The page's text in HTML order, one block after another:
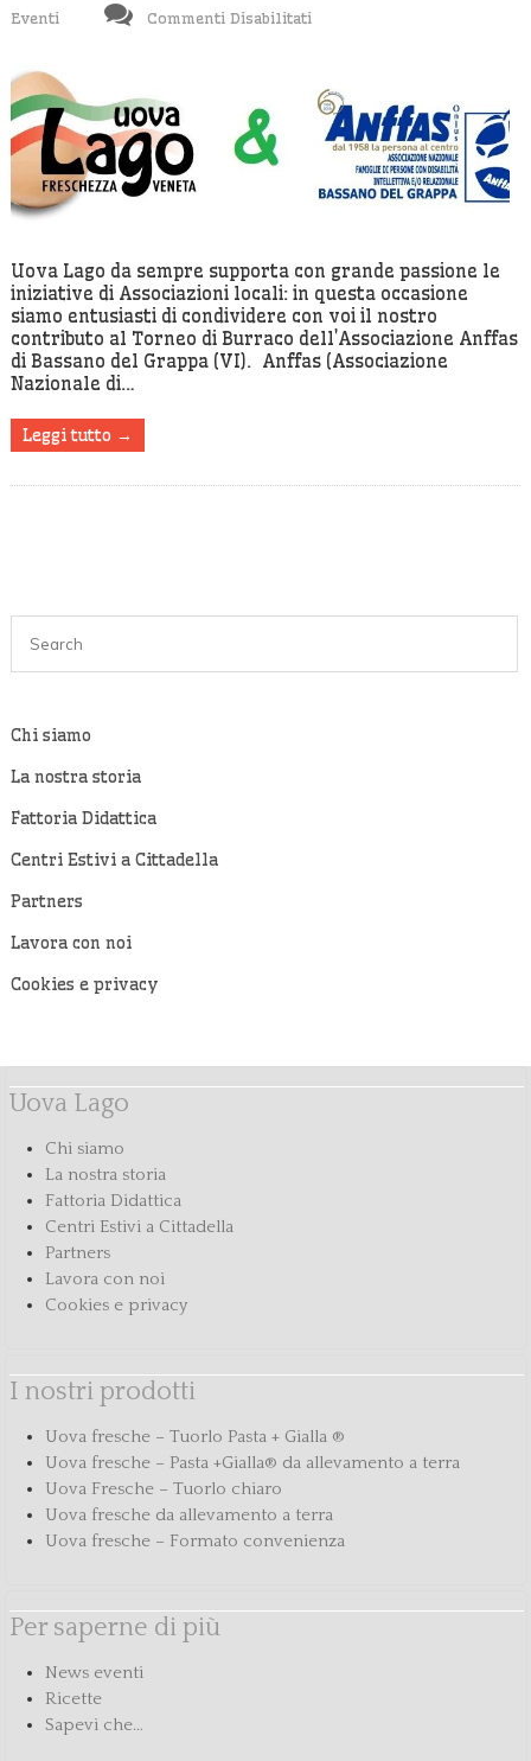
Eventi Commenti Disabilitati
&
Anffas
Torneo
2018
Uova Lago da sempre supporta con grande passione le
iniziative di Associazioni locali: in questa occasione
siamo entusiasti di condividere con voi il nostro
contributo al Torneo di Burraco dell’Associazione Anffas
di Bassano del Grappa (VI). Anffas (Associazione
Nazionale di…
Leggi tutto →
Chi siamo
La nostra storia
Fattoria Didattica
Centri Estivi a Cittadella
Partners
Lavora con noi
Cookies e privacy
Uova Lago
Chi siamo
La nostra storia
Fattoria Didattica
Centri Estivi a Cittadella
Partners
Lavora con noi
Cookies e privacy
I nostri prodotti
Uova fresche – Tuorlo Pasta + Gialla ®
Uova fresche – Pasta +Gialla® da allevamento a terra
Uova Fresche – Tuorlo chiaro
Uova fresche da allevamento a terra
Uova fresche – Formato convenienza
Per saperne di più
News eventi
Ricette
Sapevi che…